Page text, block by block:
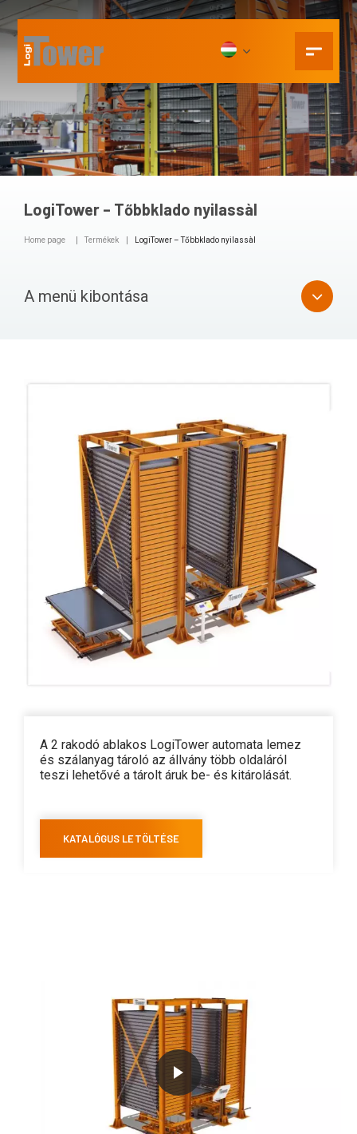
LogiTower – Tőbbklado nyilassàl
Home page Termékek LogiTower – Tőbbklado nyilassàl
A menü kibontása
A 2 rakodó ablakos LogiTower automata lemez
és szálanyag tároló az állvány több oldaláról
teszi lehetővé a tárolt áruk be- és kitárolását.
KATALÓGUS LETÖLTÉSE